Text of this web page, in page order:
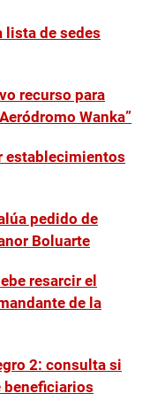
lista de sedes
recurso para
Wanka”
establecimientos
pedido de
Boluarte
resarcir el
de la
2: consulta si
beneficiarios